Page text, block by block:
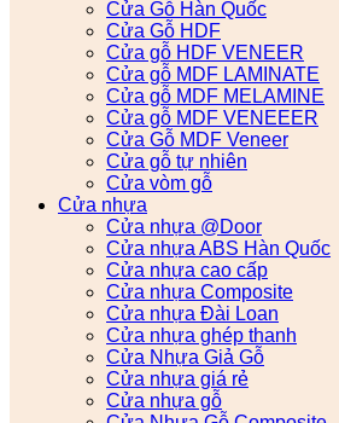
Cửa Gỗ Hàn Quốc
Cửa Gỗ HDF
Cửa gỗ HDF VENEER
Cửa gỗ MDF LAMINATE
Cửa gỗ MDF MELAMINE
Cửa gỗ MDF VENEEER
Cửa Gỗ MDF Veneer
Cửa gỗ tự nhiên
Cửa vòm gỗ
Cửa nhựa
Cửa nhựa @Door
Cửa nhựa ABS Hàn Quốc
Cửa nhựa cao cấp
Cửa nhựa Composite
Cửa nhựa Đài Loan
Cửa nhựa ghép thanh
Cửa Nhựa Giả Gỗ
Cửa nhựa giá rẻ
Cửa nhựa gỗ